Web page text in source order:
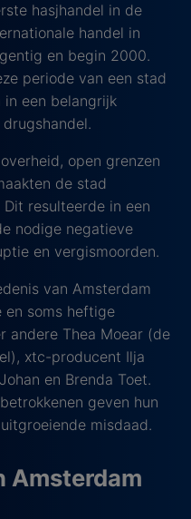
hasjhandel in de
handel in
en begin 2000.
periode van een stad
een belangrijk
open grenzen
de stad
resulteerde in een
nodige negatieve
en vergismoorden.
van Amsterdam
en soms heftige
andere Thea Moear (de
xtc-producent Ilja
en Brenda Toet.
geven hun
misdaad.
Amsterdam